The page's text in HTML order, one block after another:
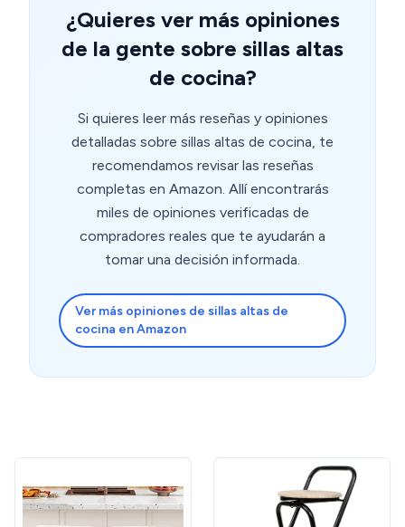
¿Quieres ver más opiniones
de la gente sobre sillas altas
de cocina?
Si quieres leer más reseñas y opiniones
detalladas sobre sillas altas de cocina, te
recomendamos revisar las reseñas
completas en Amazon. Allí encontrarás
miles de opiniones verificadas de
compradores reales que te ayudarán a
tomar una decisión informada.
Ver más opiniones de sillas altas de
cocina en Amazon